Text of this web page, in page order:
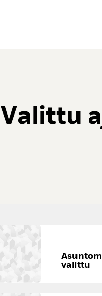
Valittu
valittu